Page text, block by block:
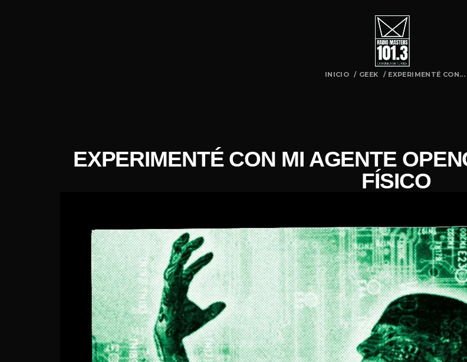
INICIO / GEEK / EXPERIMENTÉ CON...
EXPERIMENTÉ CON MI AGENTE
FÍSICO